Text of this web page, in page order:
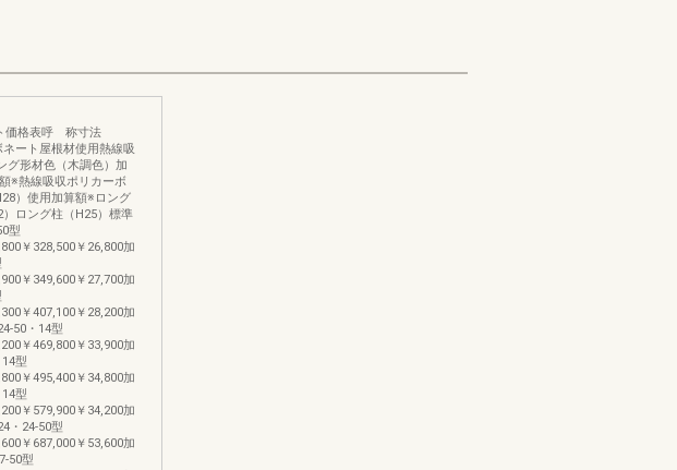
価格表呼 称寸法
ート屋根材使用熱線吸
グ形材色（木調色）加
※熱線吸収ポリカーボ
）使用加算額※ロング
ロング柱（H25）標準
型
￥328,500￥26,800加
￥349,600￥27,700加
￥407,100￥28,200加
50・14型
￥469,800￥33,900加
型
￥495,400￥34,800加
型
￥579,900￥34,200加
・24-50型
￥687,000￥53,600加
50型